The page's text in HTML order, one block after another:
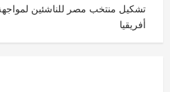
تشكيل منتخب مصر للناشئين
أفريقيا